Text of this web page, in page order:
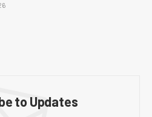
to Updates